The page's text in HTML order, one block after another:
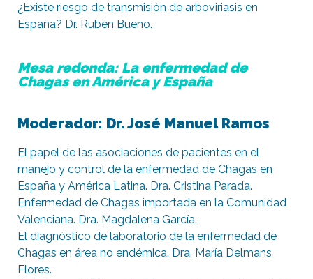
¿Existe riesgo de transmisión de arboviriasis en
España? Dr. Rubén Bueno.
Mesa redonda: La enfermedad de
Chagas en América y España
Moderador: Dr. José Manuel Ramos
El papel de las asociaciones de pacientes en el
manejo y control de la enfermedad de Chagas en
España y América Latina. Dra. Cristina Parada.
Enfermedad de Chagas importada en la Comunidad
Valenciana. Dra. Magdalena García.
El diagnóstico de laboratorio de la enfermedad de
Chagas en área no endémica. Dra. María Delmans
Flores.